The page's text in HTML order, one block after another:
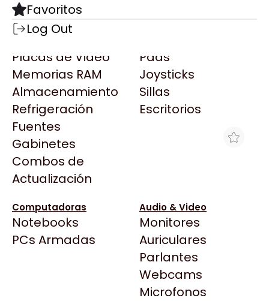
Componentes
Motherboards
Microprocesadores
Placas de Video
Memorias RAM
Almacenamiento
Refrigeración
Fuentes
Gabinetes
Combos de
Actualización
Pads
Joysticks
Sillas
Escritorios
Computadoras
Notebooks
PCs Armadas
Audio & Video
Monitores
Auriculares
Parlantes
Webcams
Microfonos
Todas las Marcas
AMD
AULA
Acer
Adata
AeroCool
Antec
Arkham
Asrock
BenQ
CX
Cooler Master
Destacadas
Todas las Tiendas
Favoritos
Log Out
MOTHERBOARD GIGABYTE B860
DS3H WIFI6E LGA1851 DDR5
$314.036
Ver producto en la página de Gaming Point